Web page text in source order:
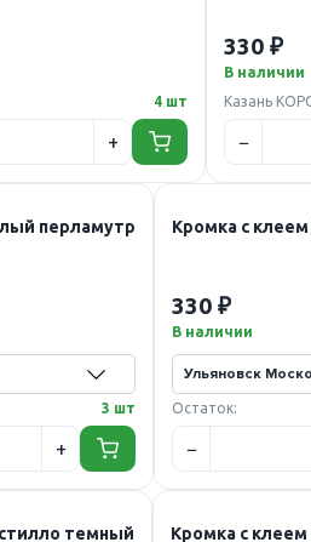
4 шт
330 ₽
В наличии
Казань
перламутр
3 шт
Кромка с
330 ₽
В наличии
Остаток:
темный Кромка с